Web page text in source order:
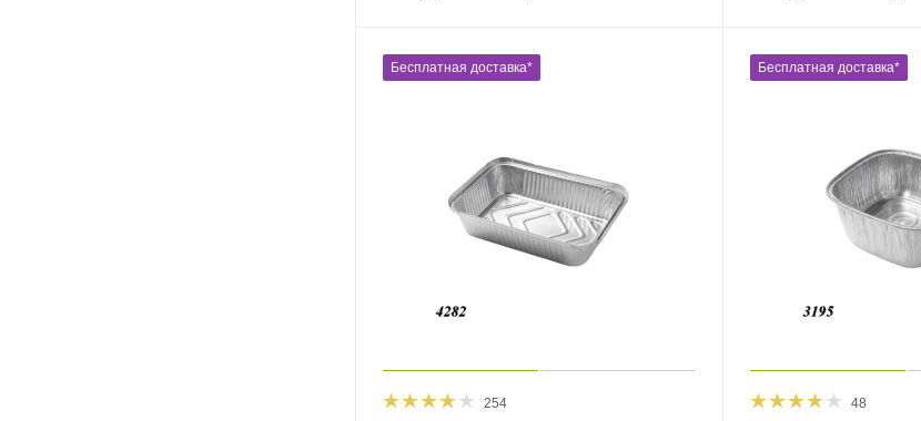
Бесплатная доставка*
254
Бесплатная доставка*
48